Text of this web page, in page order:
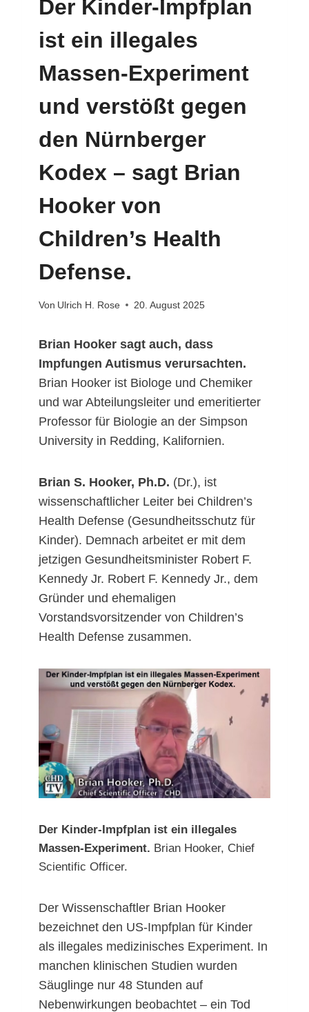
Der Kinder-Impfplan
ist ein illegales
Massen-Experiment
und verstößt gegen
den Nürnberger
Kodex – sagt Brian
Hooker von
Children’s Health
Defense.
Von Ulrich H. Rose 20. August 2025
Brian Hooker sagt auch, dass
Impfungen Autismus verursachten.
Brian Hooker ist Biologe und Chemiker
und war Abteilungsleiter und emeritierter
Professor für Biologie an der Simpson
University in Redding, Kalifornien.
Brian S. Hooker, Ph.D. (Dr.), ist
wissenschaftlicher Leiter bei Children’s
Health Defense (Gesundheitsschutz für
Kinder). Demnach arbeitet er mit dem
jetzigen Gesundheitsminister Robert F.
Kennedy Jr. Robert F. Kennedy Jr., dem
Gründer und ehemaligen
Vorstandsvorsitzender von Children’s
Health Defense zusammen.
Der Kinder-Impfplan ist ein illegales
Massen-Experiment. Brian Hooker, Chief
Scientific Officer.
Der Wissenschaftler Brian Hooker
bezeichnet den US-Impfplan für Kinder
als illegales medizinisches Experiment. In
manchen klinischen Studien wurden
Säuglinge nur 48 Stunden auf
Nebenwirkungen beobachtet – ein Tod